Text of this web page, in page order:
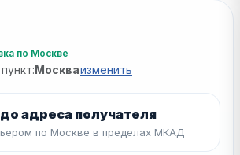
по Москве
Москваизменить
адреса получателя
по Москве в пределах МКАД